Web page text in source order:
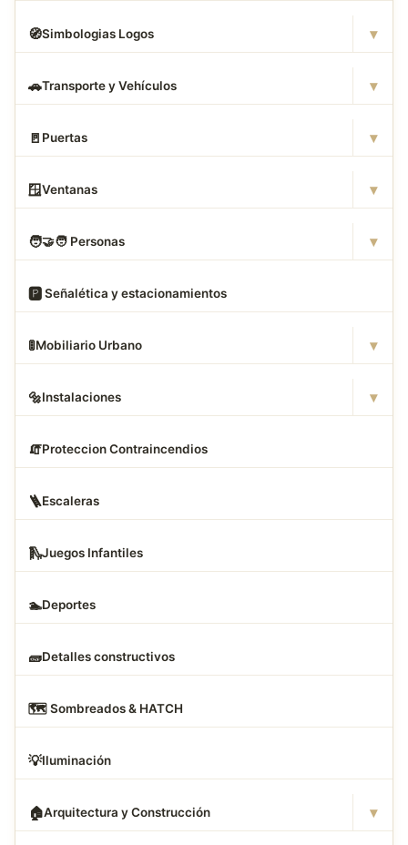
🧭Simbologias Logos ▾
🚗Transporte y Vehículos ▾
🚪 Puertas ▾
🪟Ventanas ▾
🧑‍🤝‍🧑 Personas ▾
🅿️ Señalética y estacionamientos
🚦Mobiliario Urbano ▾
🔩Instalaciones ▾
🧯Proteccion Contraincendios
🪜Escaleras
🛝Juegos Infantiles
🏊Deportes
🧱Detalles constructivos
🗺️ Sombreados & HATCH
💡Iluminación
🏠Arquitectura y Construcción ▾